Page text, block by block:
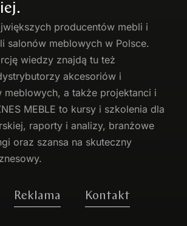
producentów mebli i
salonów meblowych w Polsce.
wiedzy znajdą tu też
akcesoriów i
meblowych, a także projektanci i
MEBLE to kursy i szkolenia dla
raporty i analizy, branżowe
oraz szansa na skuteczny
Reklama Kontakt